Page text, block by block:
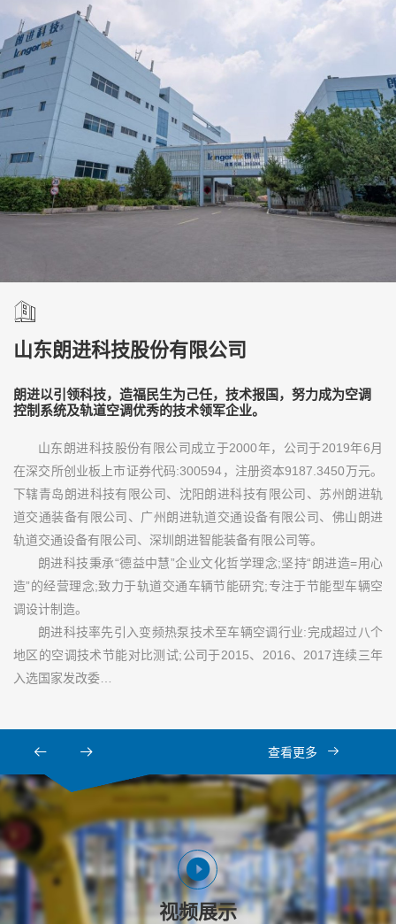
山东朗进科技股份有限公司
朗进以引领科技，造福民生为己任，技术报国，努力成为空调
控制系统及轨道空调优秀的技术领军企业。
山东朗进科技股份有限公司成立于2000年，公司于2019年6月
在深交所创业板上市证券代码:300594，注册资本9187.3450万元。
下辖青岛朗进科技有限公司、沈阳朗进科技有限公司、苏州朗进轨
道交通装备有限公司、广州朗进轨道交通设备有限公司、佛山朗进
轨道交通设备有限公司、深圳朗进智能装备有限公司等。
朗进科技秉承“德益中慧”企业文化哲学理念;坚持“朗进造=用心
造”的经营理念;致力于轨道交通车辆节能研究;专注于节能型车辆空
调设计制造。
朗进科技率先引入变频热泵技术至车辆空调行业:完成超过八个
地区的空调技术节能对比测试;公司于2015、2016、2017连续三年
入选国家发改委…
查看更多
视频展示